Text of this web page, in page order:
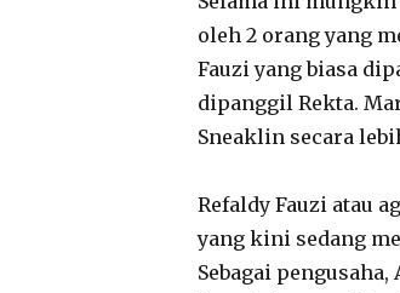
oleh 2 orang yang
Fauzi yang biasa
dipanggil Rekta.
Sneaklin secara
Refaldy Fauzi atau
yang kini sedang
Sebagai